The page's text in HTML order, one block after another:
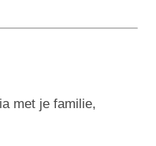
met je familie,